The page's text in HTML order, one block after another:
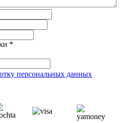
*
персональных данных